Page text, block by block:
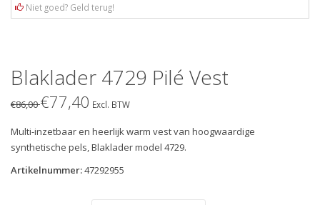
Niet goed? Geld terug!
Blaklader 4729 Pilé Vest
€86,00€77,40 Excl. BTW
Multi-inzetbaar en heerlijk warm vest van hoogwaardige
synthetische pels, Blaklader model 4729.
Artikelnummer:47292955